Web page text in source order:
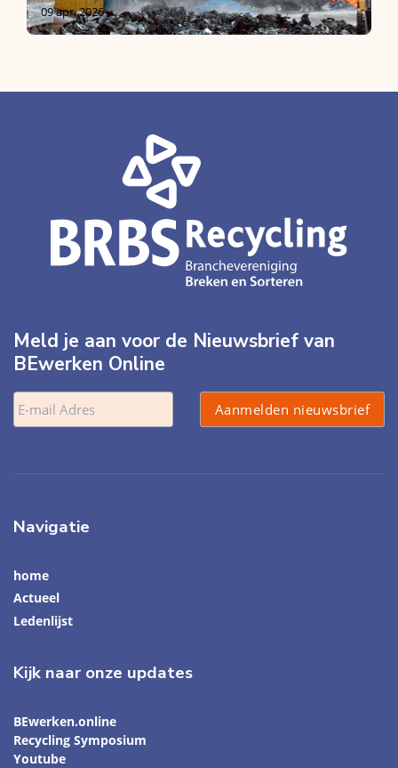
09 apr. 2026
Meld je aan voor de Nieuwsbrief van
BEwerken Online
Navigatie
home
Actueel
Ledenlijst
Kijk naar onze updates
BEwerken.online
Recycling Symposium
Youtube